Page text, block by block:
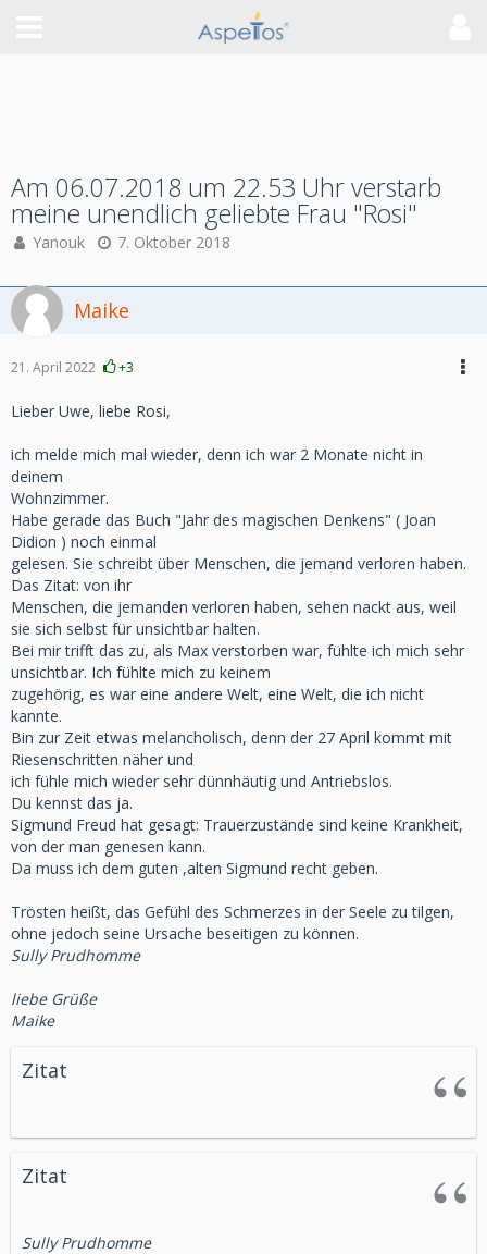
Am 06.07.2018 um 22.53 Uhr verstarb
meine unendlich geliebte Frau "Rosi"
Yanouk 7. Oktober 2018
Maike
21. April 2022 +3
Lieber Uwe, liebe Rosi,
ich melde mich mal wieder, denn ich war 2 Monate nicht in
deinem
Wohnzimmer.
Habe gerade das Buch "Jahr des magischen Denkens" ( Joan
Didion ) noch einmal
gelesen. Sie schreibt über Menschen, die jemand verloren haben.
Das Zitat: von ihr
Menschen, die jemanden verloren haben, sehen nackt aus, weil
sie sich selbst für unsichtbar halten.
Bei mir trifft das zu, als Max verstorben war, fühlte ich mich sehr
unsichtbar. Ich fühlte mich zu keinem
zugehörig, es war eine andere Welt, eine Welt, die ich nicht
kannte.
Bin zur Zeit etwas melancholisch, denn der 27 April kommt mit
Riesenschritten näher und
ich fühle mich wieder sehr dünnhäutig und Antriebslos.
Du kennst das ja.
Sigmund Freud hat gesagt: Trauerzustände sind keine Krankheit,
von der man genesen kann.
Da muss ich dem guten ,alten Sigmund recht geben.
Trösten heißt, das Gefühl des Schmerzes in der Seele zu tilgen,
ohne jedoch seine Ursache beseitigen zu können.
Sully Prudhomme
liebe Grüße
Maike
Zitat
Zitat
Sully Prudhomme